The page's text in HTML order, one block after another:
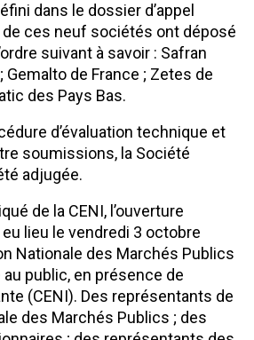
dans le dossier d’appel
de ces neuf sociétés ont déposé
suivant à savoir : Safran
Gemalto de France ; Zetes de
des Pays Bas.
d’évaluation technique et
soumissions, la Société
adjugée.
de la CENI, l’ouverture
lieu le vendredi 3 octobre
Nationale des Marchés Publics
public, en présence de
(CENI). Des représentants de
des Marchés Publics ; des